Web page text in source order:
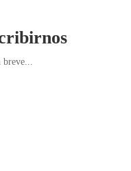
breve...